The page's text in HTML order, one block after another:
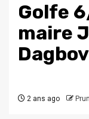
Golfe
maire
2 ans ago